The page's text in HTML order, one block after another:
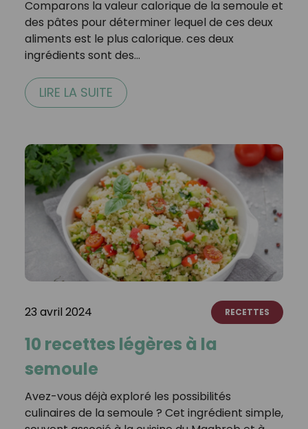
Comparons la valeur calorique de la semoule et
des pâtes pour déterminer lequel de ces deux
aliments est le plus calorique. ces deux
ingrédients sont des…
LIRE LA SUITE
23 avril 2024 RECETTES
10 recettes légères à la
semoule
Avez-vous déjà exploré les possibilités
culinaires de la semoule ? Cet ingrédient simple,